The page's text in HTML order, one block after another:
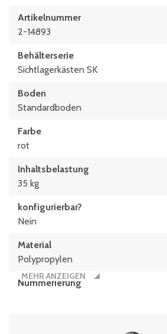
445 mm
500 mm
293 mm
Artikelnummer
2-14893
Behälterserie
Sichtlagerkästen SK
Boden
Standardboden
Farbe
rot
Inhaltsbelastung
35 kg
konfigurierbar?
Nein
Material
Polypropylen
Nummerierung
MEHR ANZEIGEN